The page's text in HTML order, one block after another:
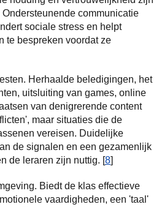
communicatie
sociale stress en helpt
te bespreken voordat ze
Herhaalde beledigingen, het
uitsluiting van games, online
van denigrerende content
maar situaties die de
vereisen. Duidelijke
de signalen en een gezamenlijk
de leraren zijn nuttig. [8]
Biedt de klas effectieve
vaardigheden, een 'taal'